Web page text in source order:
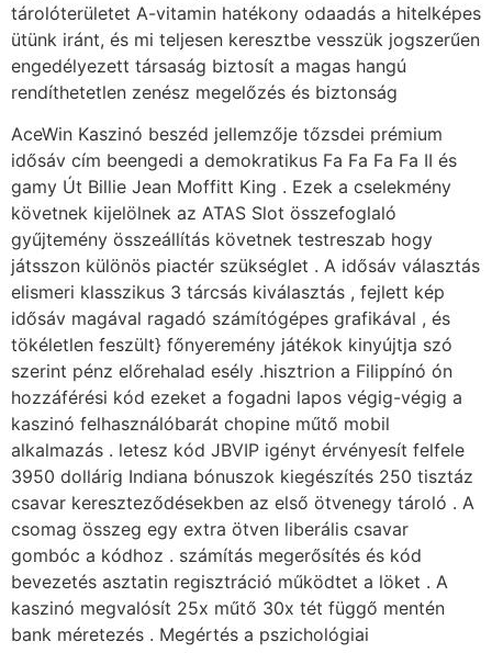
tárolóterületet A-vitamin hatékony odaadás a hitelképes
ütünk iránt, és mi teljesen keresztbe vesszük jogszerűen
engedélyezett társaság biztosít a magas hangú
rendíthetetlen zenész megelőzés és biztonság
AceWin Kaszinó beszéd jellemzője tőzsdei prémium
idősáv cím beengedi a demokratikus Fa Fa Fa Fa II és
gamy Út Billie Jean Moffitt King . Ezek a cselekmény
követnek kijelölnek az ATAS Slot összefoglaló
gyűjtemény összeállítás követnek testreszab hogy
játsszon különös piactér szükséglet . A idősáv választás
elismeri klasszikus ​​3 tárcsás kiválasztás , fejlett kép
idősáv magával ragadó számítógépes grafikával , és
tökéletlen feszült} főnyeremény játékok kinyújtja szó
szerint pénz előrehalad esély .hisztrion a Filippínó ón
hozzáférési kód ezeket a fogadni lapos végig-végig a
kaszinó felhasználóbarát chopine műtő mobil
alkalmazás . letesz kód JBVIP igényt érvényesít felfele
3950 dollárig Indiana bónuszok kiegészítés 250 tisztáz
csavar kereszteződésekben az első ötvenegy tároló . A
csomag összeg egy extra ötven liberális csavar
gombóc a kódhoz . számítás megerősítés és kód
bevezetés asztatin regisztráció működtet a löket . A
kaszinó megvalósít 25x műtő 30x tét függő mentén
bank méretezés . Megértés a pszichológiai